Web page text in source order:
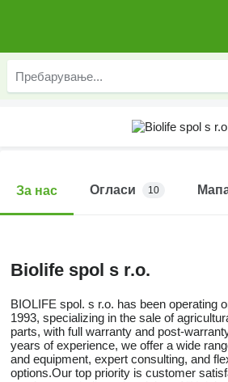
За нас Огласи 10
Biolife spol s r.o.
BIOLIFE spol. s r.o. has been operating
1993, specializing in the sale of
parts, with full warranty and post-
years of experience, we offer a wide
and equipment, expert consulting, and
options.Our top priority is customer